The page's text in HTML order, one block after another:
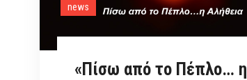
news
«Πίσω από το Πέπλο… η